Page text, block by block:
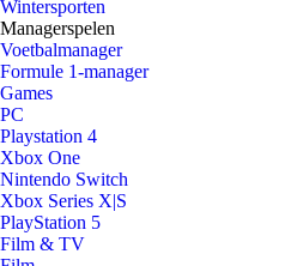
Wintersporten
Managerspelen
Voetbalmanager
Formule 1-manager
Games
PC
Playstation 4
Xbox One
Nintendo Switch
Xbox Series X|S
PlayStation 5
Film & TV